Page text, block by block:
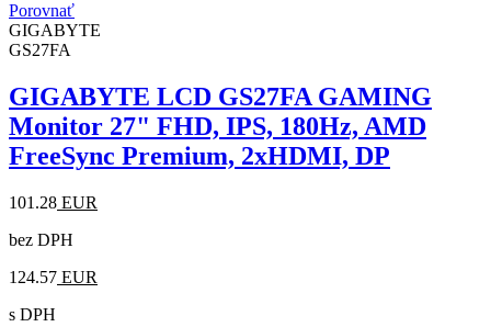
Porovnať
GIGABYTE
GS27FA
GIGABYTE LCD GS27FA GAMING
Monitor 27" FHD, IPS, 180Hz, AMD
FreeSync Premium, 2xHDMI, DP
101.28 EUR
bez DPH
124.57 EUR
s DPH